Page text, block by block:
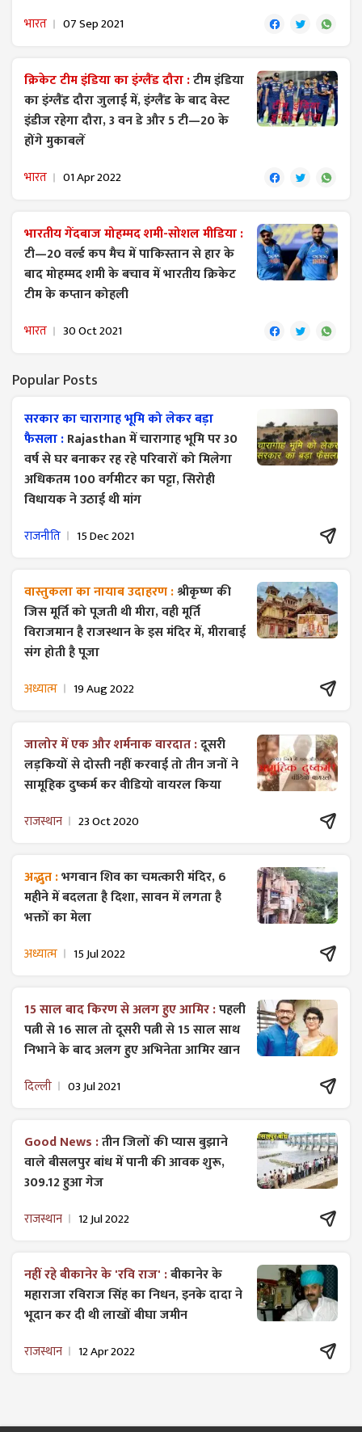
भारत 07 Sep 2021
क्रिकेट टीम इंडिया का इंग्लैंड दौरा :टीम इंडिया
का इंग्लैंड दौरा जुलाई में, इंग्लैंड के बाद वेस्ट
इंडीज रहेगा दौरा, 3 वन डे और 5 टी—20 के
होंगे मुकाबलें
भारत 01 Apr 2022
भारतीय गेंदबाज मोहम्मद शमी-सोशल मीडिया :
टी—20 वर्ल्ड कप मैच में पाकिस्तान से हार के
बाद मोहम्मद शमी के बचाव में भारतीय क्रिकेट
टीम के कप्तान कोहली
भारत 30 Oct 2021
Popular Posts
सरकार का चारागाह भूमि को लेकर बड़ा
फैसला :Rajasthan में चारागाह भूमि पर 30
वर्ष से घर बनाकर रह रहे परिवारों को मिलेगा
अधिकतम 100 वर्गमीटर का पट्टा, सिरोही
विधायक ने उठाई थी मांग
राजनीति 15 Dec 2021
वास्तुकला का नायाब उदाहरण :श्रीकृष्ण की
जिस मूर्ति को पूजती थी मीरा, वही मूर्ति
विराजमान है राजस्थान के इस मंदिर में, मीराबाई
संग होती है पूजा
अध्यात्म 19 Aug 2022
जालोर में एक और शर्मनाक वारदात :दूसरी
लड़कियों से दोस्ती नहीं करवाई तो तीन जनों ने
सामूहिक दुष्कर्म कर वीडियो वायरल किया
राजस्थान 23 Oct 2020
अद्भुत :भगवान शिव का चमत्कारी मंदिर, 6
महीने में बदलता है दिशा, सावन में लगता है
भक्तों का मेला
अध्यात्म 15 Jul 2022
15 साल बाद किरण से अलग हुए आमिर :पहली
पत्नी से 16 साल तो दूसरी पत्नी से 15 साल साथ
निभाने के बाद अलग हुए अभिनेता आमिर खान
दिल्ली 03 Jul 2021
Good News :तीन जिलों की प्यास बुझाने
वाले बीसलपुर बांध में पानी की आवक शुरू,
309.12 हुआ गेज
राजस्थान 12 Jul 2022
नहीं रहे बीकानेर के 'रवि राज' :बीकानेर के
महाराजा रविराज सिंह का निधन, इनके दादा ने
भूदान कर दी थी लाखों बीघा जमीन
राजस्थान 12 Apr 2022